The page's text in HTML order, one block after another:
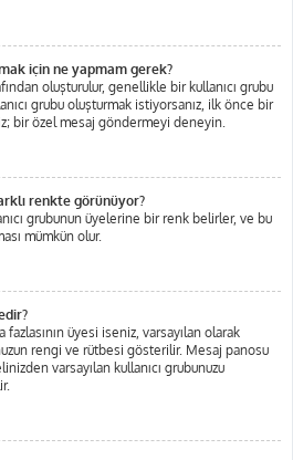
için ne yapmam gerek?
oluşturulur, genellikle bir kullanıcı grubu
grubu oluşturmak istiyorsanız, ilk önce bir
bir özel mesaj göndermeyi deneyin.
renkte görünüyor?
grubunun üyelerine bir renk belirler, ve bu
mümkün olur.
fazlasının üyesi iseniz, varsayılan olarak
rengi ve rütbesi gösterilir. Mesaj panosu
varsayılan kullanıcı grubunuzu